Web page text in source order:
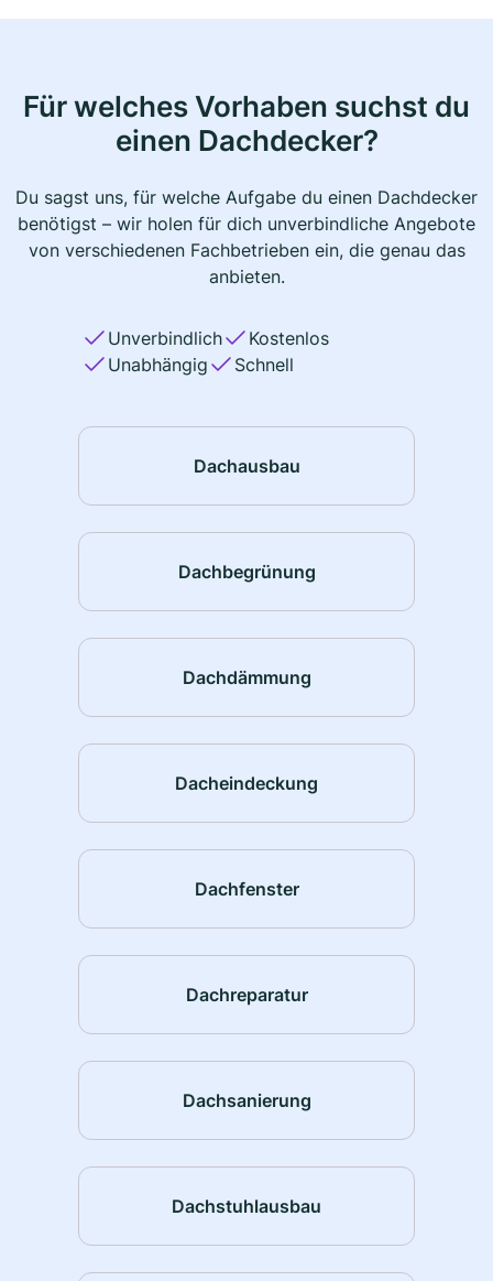
Für welches Vorhaben suchst du
einen Dachdecker?
Du sagst uns, für welche Aufgabe du einen Dachdecker
benötigst – wir holen für dich unverbindliche Angebote
von verschiedenen Fachbetrieben ein, die genau das
anbieten.
Unverbindlich
Kostenlos
Unabhängig
Schnell
Dachausbau
Dachbegrünung
Dachdämmung
Dacheindeckung
Dachfenster
Dachreparatur
Dachsanierung
Dachstuhlausbau